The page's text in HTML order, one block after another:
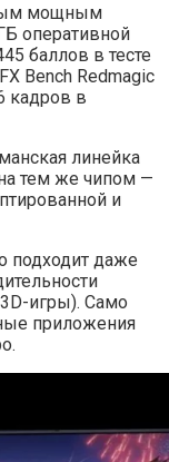
мощным
оперативной
баллов в тесте
Bench Redmagic
кадров в
линейка
тем же чипом —
и
подходит даже
игры). Само
приложения